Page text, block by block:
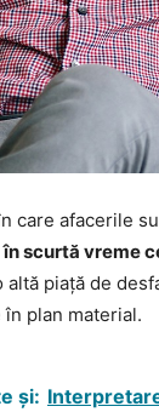
care afacerile
în scurtă vreme
altă piață de
plan material.
și: